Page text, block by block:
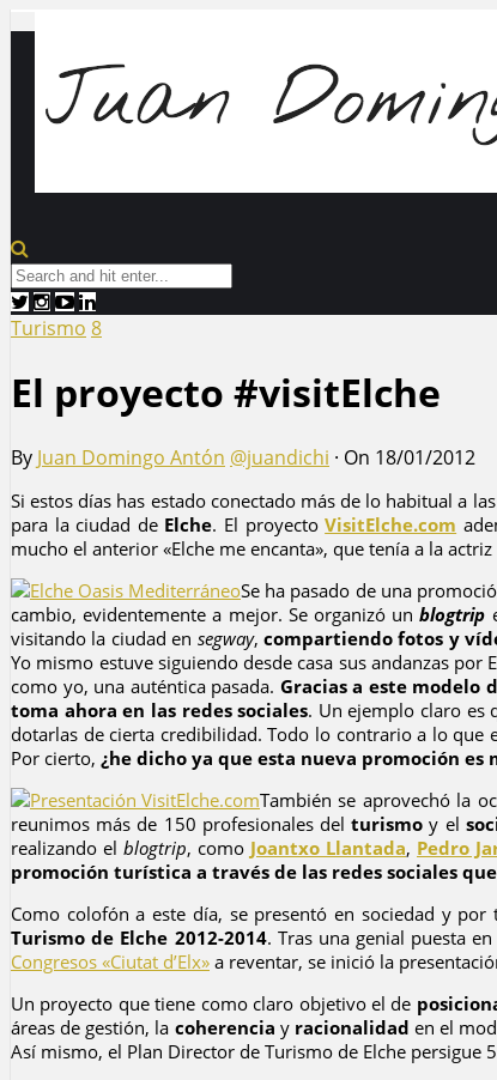
Turismo 8
El proyecto #visitElche
By Juan Domingo Antón @juandichi · On 18/01/2012
Si estos días has estado conectado más de lo habitual a
para la ciudad de Elche. El proyectoVisitElche.com
mucho el anterior «Elche me encanta», que tenía a la
Se ha pasado de una
cambio, evidentemente a mejor. Se organizó unblogtrip
visitando la ciudad en segway,compartiendo fotos y
Yo mismo estuve siguiendo desde casa sus andanzas por
como yo, una auténtica pasada. Gracias a este modelo
toma ahora en las redes sociales. Un ejemplo claro es
dotarlas de cierta credibilidad. Todo lo contrario a lo que
Por cierto, ¿he dicho ya que esta nueva promoción
También se aprovechó la
reunimos más de 150 profesionales delturismo y el
realizando el blogtrip, como Joantxo Llantada, Pedro
promoción turística a través de las redes sociales
Como colofón a este día, se presentó en sociedad y
Turismo de Elche 2012-2014. Tras una genial puesta
Congresos «Ciutat d’Elx» a reventar, se inició la
Un proyecto que tiene como claro objetivo el de
áreas de gestión, la coherencia y racionalidad en el
Así mismo, el Plan Director de Turismo de Elche persigue